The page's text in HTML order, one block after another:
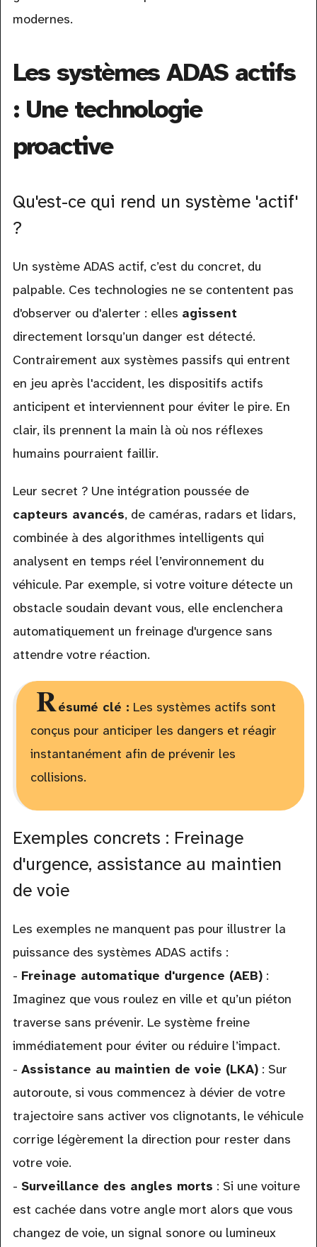
modernes.
Les systèmes ADAS actifs
: Une technologie
proactive
Qu'est-ce qui rend un système 'actif'
?
Un système ADAS actif, c’est du concret, du
palpable. Ces technologies ne se contentent pas
d'observer ou d'alerter : elles agissent
directement lorsqu’un danger est détecté.
Contrairement aux systèmes passifs qui entrent
en jeu après l'accident, les dispositifs actifs
anticipent et interviennent pour éviter le pire. En
clair, ils prennent la main là où nos réflexes
humains pourraient faillir.
Leur secret ? Une intégration poussée de
capteurs avancés, de caméras, radars et lidars,
combinée à des algorithmes intelligents qui
analysent en temps réel l’environnement du
véhicule. Par exemple, si votre voiture détecte un
obstacle soudain devant vous, elle enclenchera
automatiquement un freinage d'urgence sans
attendre votre réaction.
Résumé clé : Les systèmes actifs sont
conçus pour anticiper les dangers et réagir
instantanément afin de prévenir les
collisions.
Exemples concrets : Freinage
d'urgence, assistance au maintien
de voie
Les exemples ne manquent pas pour illustrer la
puissance des systèmes ADAS actifs :
- Freinage automatique d'urgence (AEB):
Imaginez que vous roulez en ville et qu’un piéton
traverse sans prévenir. Le système freine
immédiatement pour éviter ou réduire l’impact.
- Assistance au maintien de voie (LKA): Sur
autoroute, si vous commencez à dévier de votre
trajectoire sans activer vos clignotants, le véhicule
corrige légèrement la direction pour rester dans
votre voie.
- Surveillance des angles morts : Si une voiture
est cachée dans votre angle mort alors que vous
changez de voie, un signal sonore ou lumineux